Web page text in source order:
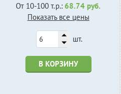
От 10-100 т.р.:68.74 руб.
Показать все цены
шт.
В КОРЗИНУ